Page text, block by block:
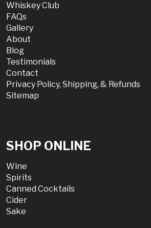
Whiskey Club
FAQs
Gallery
About
Blog
Testimonials
Contact
Privacy Policy, Shipping, & Refunds
Sitemap
SHOP ONLINE
Wine
Spirits
Canned Cocktails
Cider
Sake